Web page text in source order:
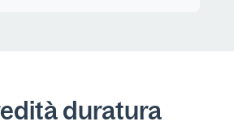
duratura